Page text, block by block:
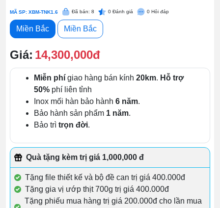
MÃ SP: XBM-TNK1.6 Đã bán: 8 0 Đánh giá 0 Hỏi đáp
Miền Bắc Miền Bắc
Giá: 14,300,000đ
Miễn phí giao hàng bán kính 20km. Hỗ trợ
50% phí liên tỉnh
Inox mối hàn bảo hành 6 năm.
Bảo hành sản phẩm 1 năm.
Bảo trì trọn đời.
Quà tặng kèm trị giá 1,000,000 đ
Tặng file thiết kế và bộ đề can trị giá 400.000đ
Tặng gia vị ướp thịt 700g trị giá 400.000đ
Tặng phiếu mua hàng trị giá 200.000đ cho lần mua